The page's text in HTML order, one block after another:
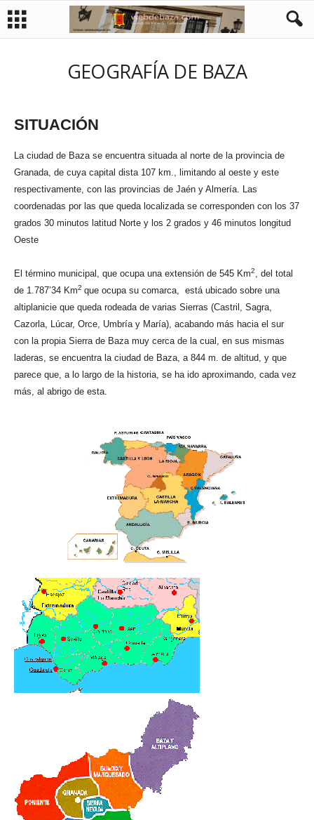
GEOGRAFÍA DE BAZA
SITUACIÓN
La ciudad de Baza se encuentra situada al norte de la provincia de
Granada, de cuya capital dista 107 km., limitando al oeste y este
respectivamente, con las provincias de Jaén y Almería. Las
coordenadas por las que queda localizada se corresponden con los 37
grados 30 minutos latitud Norte y los 2 grados y 46 minutos longitud
Oeste
El término municipal, que ocupa una extensión de 545 Km2, del total
de 1.787’34 Km2 que ocupa su comarca, está ubicado sobre una
altiplanicie que queda rodeada de varias Sierras (Castril, Sagra,
Cazorla, Lúcar, Orce, Umbría y María), acabando más hacia el sur
con la propia Sierra de Baza muy cerca de la cual, en sus mismas
laderas, se encuentra la ciudad de Baza, a 844 m. de altitud, y que
parece que, a lo largo de la historia, se ha ido aproximando, cada vez
más, al abrigo de esta.